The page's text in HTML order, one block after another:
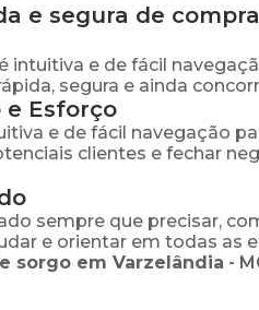
e segura de
é intuitiva e de fácil
segura e ainda
e Esforço
e de fácil navegação
clientes e fechar
sempre que precisar,
e orientar em todas as
sorgo em Varzelândia -